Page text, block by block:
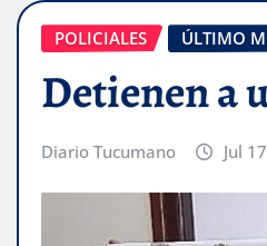
POLICIALES ÚLTIMO
Detienen a
Diario Tucumano Jul